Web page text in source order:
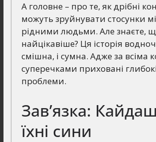
А головне – про те, як дрібні
можуть зруйнувати стосунки
рідними людьми. Але знаєте,
найцікавіше? Ця історія
смішна, і сумна. Адже за всіма
суперечками приховані
проблеми.
Зав’язка:
їхні сини